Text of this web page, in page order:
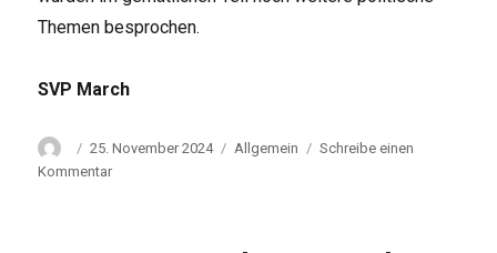
Themen besprochen.
SVP March
AutorVeröffentlicht
am
25. November 2024 Kategorien
Allgemein
Schreibe einen
Kommentarzu